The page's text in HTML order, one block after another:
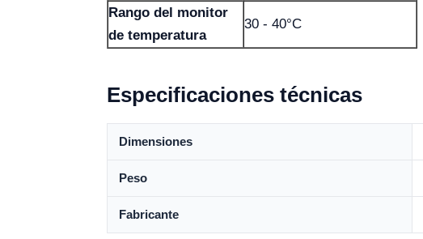
Rango del monitor
de temperatura
30 - 40°C
Especificaciones técnicas
Dimensiones
Peso
Fabricante